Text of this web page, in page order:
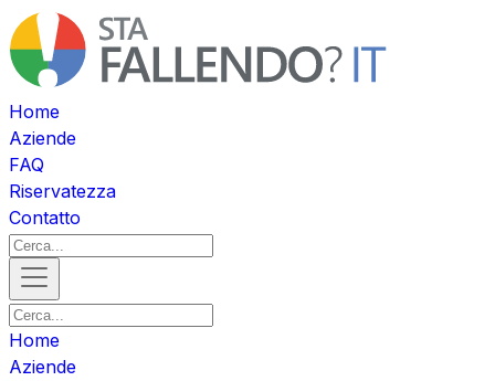
Home
Aziende
FAQ
Riservatezza
Contatto
Home
Aziende